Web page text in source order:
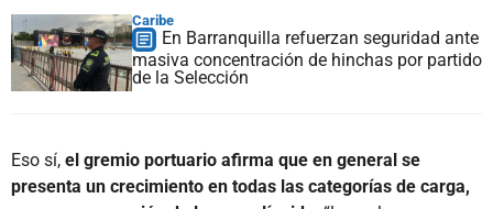
Caribe
En Barranquilla refuerzan seguridad ante
masiva concentración de hinchas por partido
de la Selección
Eso sí, el gremio portuario afirma que en general se
presenta un crecimiento en todas las categorías de carga,